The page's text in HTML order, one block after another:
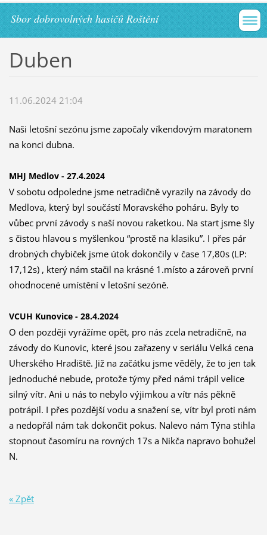
Sbor dobrovolných hasičů Roštění
Duben
11.06.2024 21:04
Naši letošní sezónu jsme započaly víkendovým maratonem
na konci dubna.
MHJ Medlov - 27.4.2024
V sobotu odpoledne jsme netradičně vyrazily na závody do
Medlova, který byl součástí Moravského poháru. Byly to
vůbec první závody s naší novou raketkou. Na start jsme šly
s čistou hlavou s myšlenkou “prostě na klasiku”. I přes pár
drobných chybiček jsme útok dokončily v čase 17,80s (LP:
17,12s) , který nám stačil na krásné 1.místo a zároveň první
ohodnocené umístění v letošní sezóně.
VCUH Kunovice - 28.4.2024
O den později vyrážíme opět, pro nás zcela netradičně, na
závody do Kunovic, které jsou zařazeny v seriálu Velká cena
Uherského Hradiště. Již na začátku jsme věděly, že to jen tak
jednoduché nebude, protože týmy před námi trápil velice
silný vítr. Ani u nás to nebylo výjimkou a vítr nás pěkně
potrápil. I přes pozdější vodu a snažení se, vítr byl proti nám
a nedopřál nám tak dokončit pokus. Nalevo nám Týna stihla
stopnout časomíru na rovných 17s a Nikča napravo bohužel
N.
« Zpět